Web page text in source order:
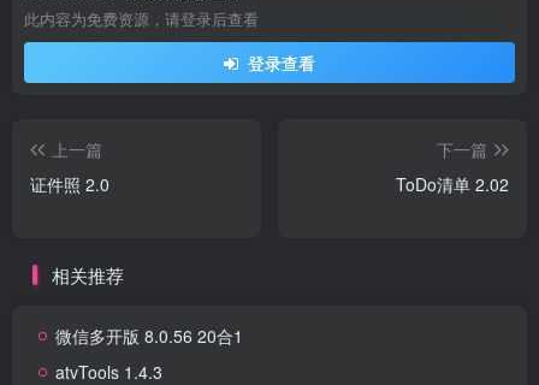
此内容为免费资源，请登录后查看
登录查看
上一篇
证件照 2.0
下一篇
ToDo清单 2.02
相关推荐
微信多开版 8.0.56 20合1
atvTools 1.4.3